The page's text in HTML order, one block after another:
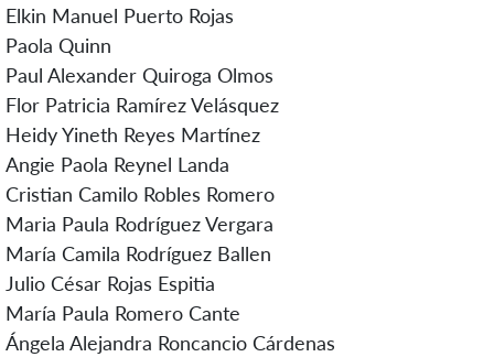
Elkin Manuel Puerto Rojas
Paola Quinn
Paul Alexander Quiroga Olmos
Flor Patricia Ramírez Velásquez
Heidy Yineth Reyes Martínez
Angie Paola Reynel Landa
Cristian Camilo Robles Romero
Maria Paula Rodríguez Vergara
María Camila Rodríguez Ballen
Julio César Rojas Espitia
María Paula Romero Cante
Ángela Alejandra Roncancio Cárdenas